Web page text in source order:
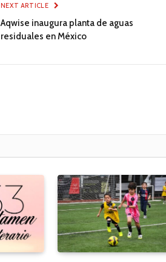
NEXT ARTICLE
Aqwise inaugura planta de aguas
residuales en México